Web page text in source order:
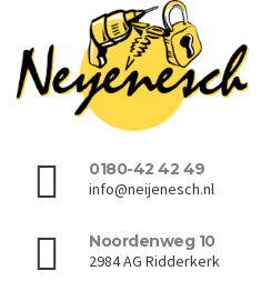
0180-42 42 49
info@neijenesch.nl
Noordenweg 10
2984 AG Ridderkerk